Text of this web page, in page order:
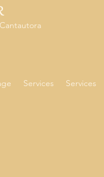
Services Services